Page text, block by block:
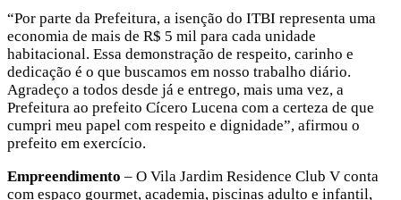
“Por parte da Prefeitura, a isenção do ITBI representa uma
economia de mais de R$ 5 mil para cada unidade
habitacional. Essa demonstração de respeito, carinho e
dedicação é o que buscamos em nosso trabalho diário.
Agradeço a todos desde já e entrego, mais uma vez, a
Prefeitura ao prefeito Cícero Lucena com a certeza de que
cumpri meu papel com respeito e dignidade”, afirmou o
prefeito em exercício.
Empreendimento – O Vila Jardim Residence Club V conta
com espaço gourmet, academia, piscinas adulto e infantil,